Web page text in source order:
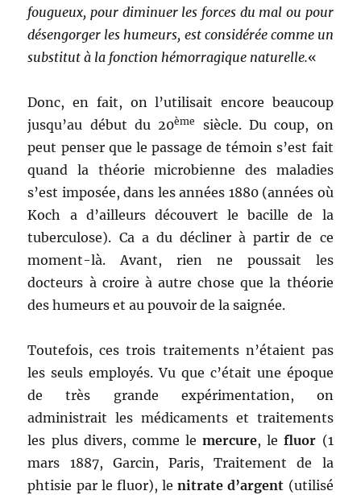
fougueux, pour diminuer les forces du mal ou pour
désengorger les humeurs, est considérée comme un
substitut à la fonction hémorragique naturelle.«
Donc, en fait, on l’utilisait encore beaucoup
jusqu’au début du 20ème
siècle. Du coup, on
peut penser que le passage de témoin s’est fait
quand la théorie microbienne des maladies
s’est imposée, dans les années 1880 (années où
Koch a d’ailleurs découvert le bacille de la
tuberculose). Ca a du décliner à partir de ce
moment-là. Avant, rien ne poussait les
docteurs à croire à autre chose que la théorie
des humeurs et au pouvoir de la saignée.
Toutefois, ces trois traitements n’étaient pas
les seuls employés. Vu que c’était une époque
de très grande expérimentation, on
administrait les médicaments et traitements
les plus divers, comme lemercure, lefluor (1
mars 1887, Garcin, Paris, Traitement de la
phtisie par le fluor), lenitrate d’argent (utilisé